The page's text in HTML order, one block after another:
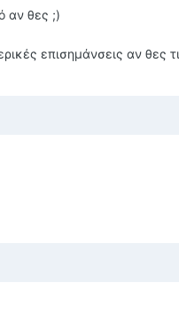
αν θες ;)
επισημάνσεις αν θες